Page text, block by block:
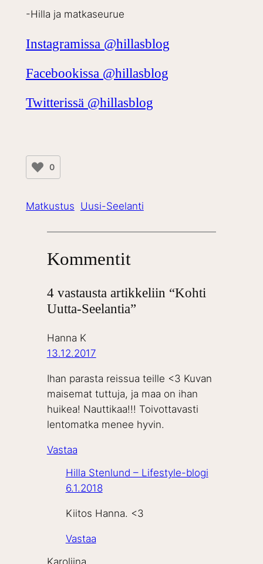
-Hilla ja matkaseurue
Instagramissa @hillasblog
Facebookissa @hillasblog
Twitterissä @hillasblog
0
Matkustus Uusi-Seelanti
Kommentit
4 vastausta artikkeliin “Kohti
Uutta-Seelantia”
Hanna K
13.12.2017
Ihan parasta reissua teille <3 Kuvan
maisemat tuttuja, ja maa on ihan
huikea! Nauttikaa!!! Toivottavasti
lentomatka menee hyvin.
Vastaa
Hilla Stenlund – Lifestyle-blogi
6.1.2018
Kiitos Hanna. <3
Vastaa
Karoliina